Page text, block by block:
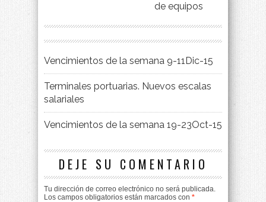
de equipos
Vencimientos de la semana 9-11Dic-15
Terminales portuarias. Nuevos escalas
salariales
Vencimientos de la semana 19-23Oct-15
DEJE SU COMENTARIO
Tu dirección de correo electrónico no será publicada.
Los campos obligatorios están marcados con *